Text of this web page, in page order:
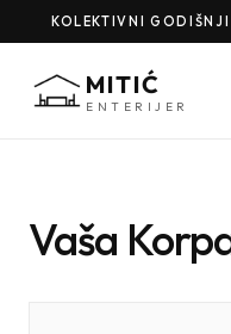
KOLEKTIVNI
MITIĆ
ENTERIJER
Vaša